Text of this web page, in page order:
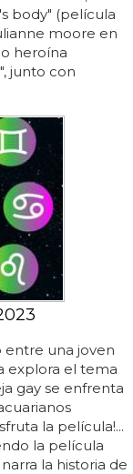
body" (película
moore en
heroína
junto con
entre una joven
explora el tema
gay se enfrenta
la película!...
la película
la historia de